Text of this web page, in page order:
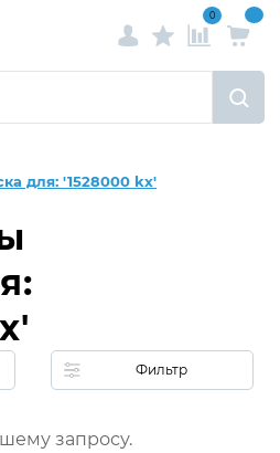
0
для: '1528000 kx'
Фильтр
запросу.